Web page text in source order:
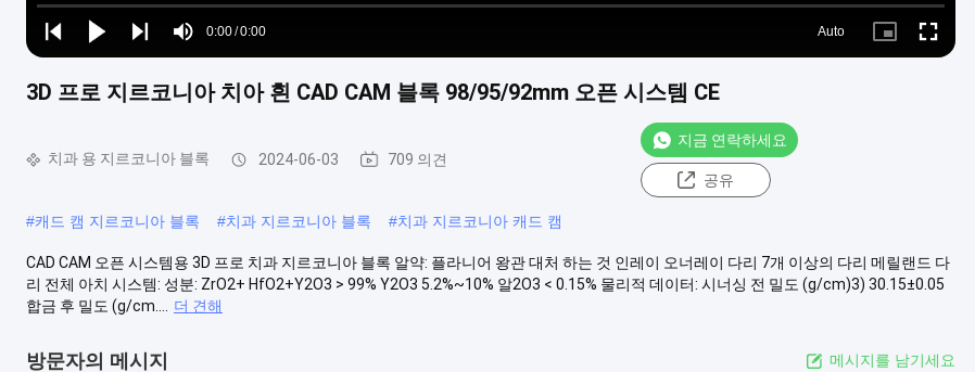
Play
Play
Play
Mute
Time
0:00/0:00
Loaded:
0%
Auto
Picture- Fullscreen
3D 프로 지르코니아 치아 흰 CAD CAM 블록 98/95/92mm 오픈 시스템 CE
치과 용 지르코니아 블록 2024-06-03 709 의견
지금 연락하세요
공유
#캐드 캠 지르코니아 블록 #치과 지르코니아 블록 #치과 지르코니아 캐드 캠
CAD CAM 오픈 시스템용 3D 프로 치과 지르코니아 블록 알약: 플라니어 왕관 대처 하는 것 인레이 오너레이 다리 7개 이상의 다리 메릴랜드 다
리 전체 아치 시스템: 성분: ZrO2+ HfO2+Y2O3 > 99% Y2O3 5.2%~10% 알2O3 < 0.15% 물리적 데이터: 시너싱 전 밀도 (g/cm)3) 30.15±0.05
합금 후 밀도 (g/cm....
더 견해
방문자의 메시지 메시지를 남기세요